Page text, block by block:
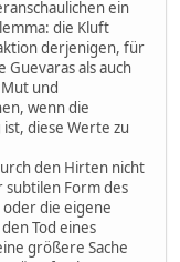
ein
die Kluft
derjenigen, für
Guevaras als auch
und
wenn die
diese Werte zu
den Hirten nicht
Form des
oder die eigene
Tod eines
größere Sache